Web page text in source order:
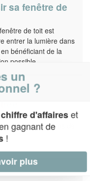
sa fenêtre de
de toit est
entrer la lumière dans
bénéficiant de la
possible.
élégante et
vitrée n'en finit pas de
un
?
chiffre d'affaireset
gagnant de
!
plus